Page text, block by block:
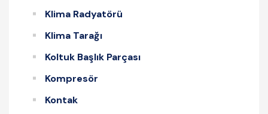
Klima Radyatörü
Klima Tarağı
Koltuk Başlık Parçası
Kompresör
Kontak